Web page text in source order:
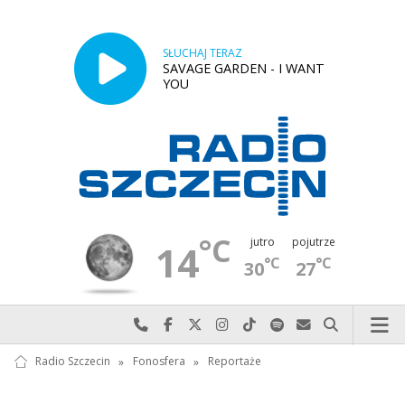
SŁUCHAJ TERAZ
SAVAGE GARDEN - I WANT
YOU
14°C jutro
30°C
pojutrze
27°C
Najlepiej po prostu do nas zadzwoń
Odwiedź nas na Facebook-u
Odwiedź nas na X
Odwiedź nas na Instagram-ie
Odwiedź nas na TikTok-u
Szukaj nas na Spotify
Wyślij do nas
Szukaj
Radio Szczecin » Fonosfera » Reportaże